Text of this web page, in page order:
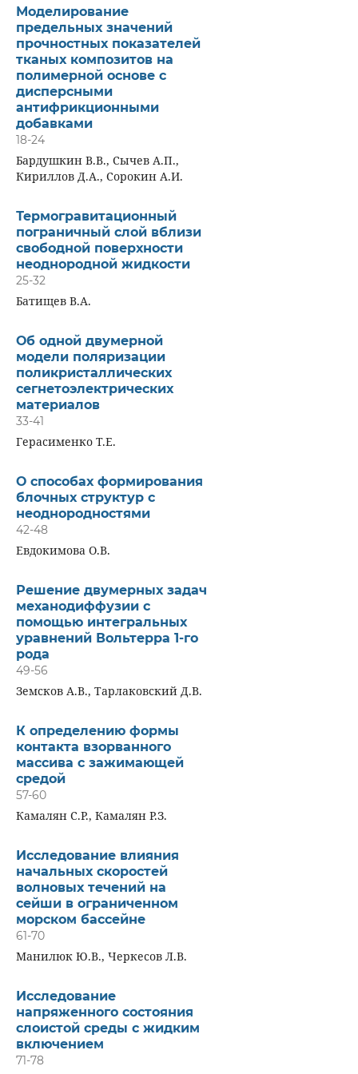
Моделирование
предельных значений
прочностных показателей
тканых композитов на
полимерной основе с
дисперсными
антифрикционными
добавками
18-24
Бардушкин В.В., Сычев А.П.,
Кириллов Д.А., Сорокин А.И.
Термогравитационный
пограничный слой вблизи
свободной поверхности
неоднородной жидкости
25-32
Батищев В.А.
Об одной двумерной
модели поляризации
поликристаллических
сегнетоэлектрических
материалов
33-41
Герасименко Т.Е.
О способах формирования
блочных структур с
неоднородностями
42-48
Евдокимова О.В.
Решение двумерных задач
механодиффузии с
помощью интегральных
уравнений Вольтерра 1-го
рода
49-56
Земсков А.В., Тарлаковский Д.В.
К определению формы
контакта взорванного
массива с зажимающей
средой
57-60
Камалян С.Р., Камалян Р.З.
Исследование влияния
начальных скоростей
волновых течений на
сейши в ограниченном
морском бассейне
61-70
Манилюк Ю.В., Черкесов Л.В.
Исследование
напряженного состояния
слоистой среды с жидким
включением
71-78